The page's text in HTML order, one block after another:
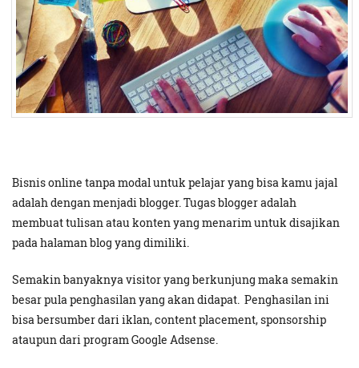
Bisnis online tanpa modal untuk pelajar yang bisa kamu jajal
adalah dengan menjadi blogger. Tugas blogger adalah
membuat tulisan atau konten yang menarim untuk disajikan
pada halaman blog yang dimiliki.
Semakin banyaknya visitor yang berkunjung maka semakin
besar pula penghasilan yang akan didapat. Penghasilan ini
bisa bersumber dari iklan, content placement, sponsorship
ataupun dari program Google Adsense.